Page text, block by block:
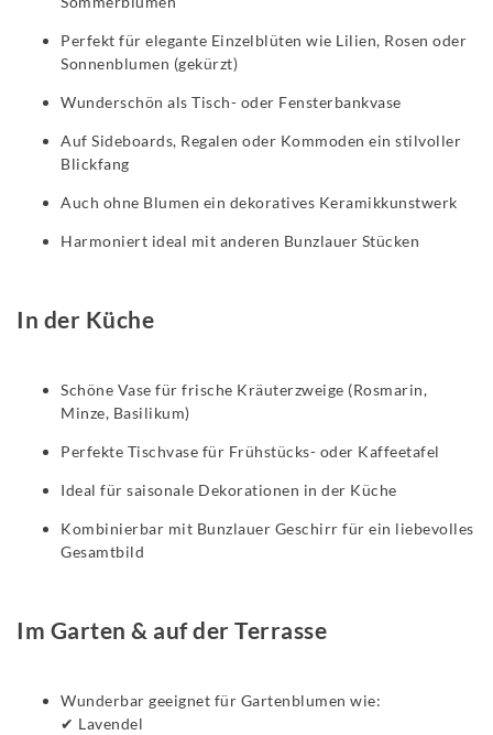
Perfekt für elegante Einzelblüten wie Lilien, Rosen oder
Sonnenblumen (gekürzt)
Wunderschön als Tisch- oder Fensterbankvase
Auf Sideboards, Regalen oder Kommoden ein stilvoller
Blickfang
Auch ohne Blumen ein dekoratives Keramikkunstwerk
Harmoniert ideal mit anderen Bunzlauer Stücken
In der Küche
Schöne Vase für frische Kräuterzweige (Rosmarin,
Minze, Basilikum)
Perfekte Tischvase für Frühstücks- oder Kaffeetafel
Ideal für saisonale Dekorationen in der Küche
Kombinierbar mit Bunzlauer Geschirr für ein liebevolles
Gesamtbild
Im Garten & auf der Terrasse
Wunderbar geeignet für Gartenblumen wie:
✔ Lavendel